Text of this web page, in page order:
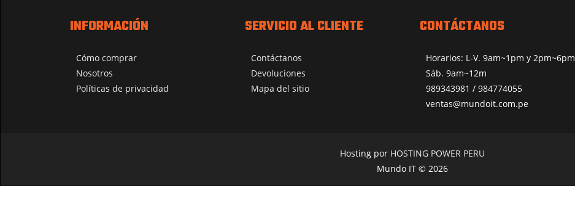
INFORMACIÓN
Cómo comprar
Nosotros
Políticas de privacidad
SERVICIO AL CLIENTE
Contáctanos
Devoluciones
Mapa del sitio
CONTÁCTANOS
Horarios: L-V. 9am~1pm y 2pm~6pm
Sáb. 9am~12m
989343981 / 984774055
ventas@mundoit.com.pe
Hosting por HOSTING POWER PERU
Mundo IT © 2026